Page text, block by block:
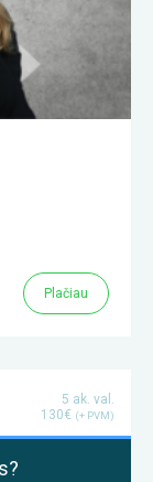
Plačiau
5 ak. val.
130€ (+ PVM)